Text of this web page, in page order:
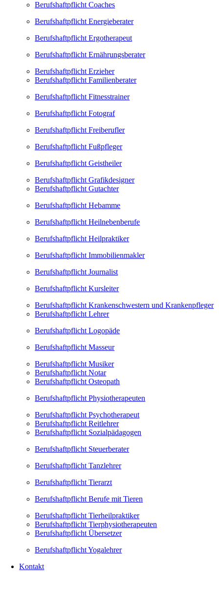
Berufshaftpflicht Coaches
Berufshaftpflicht Energieberater
Berufshaftpflicht Ergotherapeut
Berufshaftpflicht Ernährungsberater
Berufshaftpflicht Erzieher
Berufshaftpflicht Familienberater
Berufshaftpflicht Fitnesstrainer
Berufshaftpflicht Fotograf
Berufshaftpflicht Freiberufler
Berufshaftpflicht Fußpfleger
Berufshaftpflicht Geistheiler
Berufshaftpflicht Grafikdesigner
Berufshaftpflicht Gutachter
Berufshaftpflicht Hebamme
Berufshaftpflicht Heilnebenberufe
Berufshaftpflicht Heilpraktiker
Berufshaftpflicht Immobilienmakler
Berufshaftpflicht Journalist
Berufshaftpflicht Kursleiter
Berufshaftpflicht Krankenschwestern und Krankenpfleger
Berufshaftpflicht Lehrer
Berufshaftpflicht Logopäde
Berufshaftpflicht Masseur
Berufshaftpflicht Musiker
Berufshaftpflicht Notar
Berufshaftpflicht Osteopath
Berufshaftpflicht Physiotherapeuten
Berufshaftpflicht Psychotherapeut
Berufshaftpflicht Reitlehrer
Berufshaftpflicht Sozialpädagogen
Berufshaftpflicht Steuerberater
Berufshaftpflicht Tanzlehrer
Berufshaftpflicht Tierarzt
Berufshaftpflicht Berufe mit Tieren
Berufshaftpflicht Tierheilpraktiker
Berufshaftpflicht Tierphysiotherapeuten
Berufshaftpflicht Übersetzer
Berufshaftpflicht Yogalehrer
Kontakt